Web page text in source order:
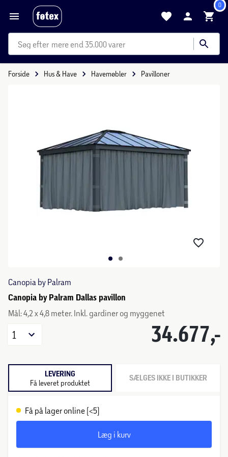
0
mere end 35.000 varer
Forside Hus & Have Havemøbler Pavilloner
Canopia by Palram
Canopia by Palram Dallas pavillon
Mål: 4,2 x 4,8 meter. Inkl. gardiner og myggenet
34.677,-
1
LEVERING
Få leveret produktet SÆLGES IKKE I BUTIKKER
Få på lager online (<5)
Læg i kurv